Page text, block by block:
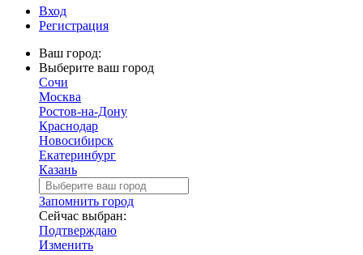
Вход
Регистрация
Ваш город:
Выберите ваш город
Сочи
Москва
Ростов-на-Дону
Краснодар
Новосибирск
Екатеринбург
Казань
Запомнить город
Сейчас выбран:
Подтверждаю
Изменить